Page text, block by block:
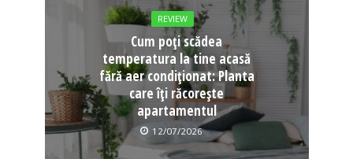
REVIEW
Cum poți scădea
temperatura la tine acasă
fără aer condiționat: Planta
care îți răcorește
apartamentul
12/07/2026